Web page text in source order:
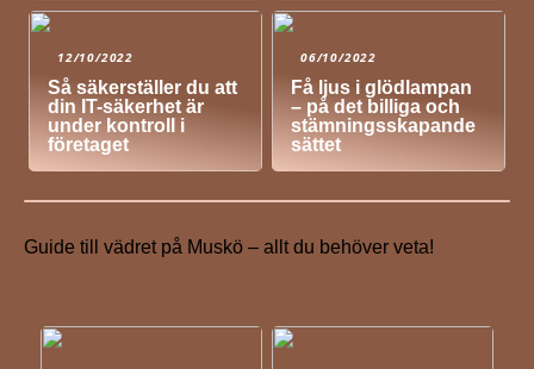
12/10/2022
Så säkerställer du att
din IT-säkerhet är
under kontroll i
företaget
06/10/2022
Få ljus i glödlampan
– på det billiga och
stämningsskapande
sättet
Guide till vädret på Muskö – allt du behöver veta!